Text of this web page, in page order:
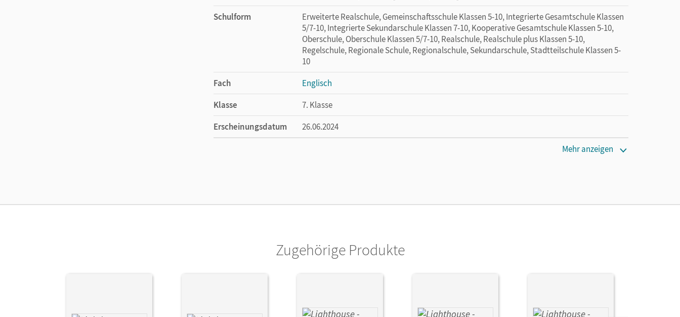
Schulform
Erweiterte Realschule, Gemeinschaftsschule Klassen 5-10, Integrierte Gesamtschule Klassen
5/7-10, Integrierte Sekundarschule Klassen 7-10, Kooperative Gesamtschule Klassen 5-10,
Oberschule, Oberschule Klassen 5/7-10, Realschule, Realschule plus Klassen 5-10,
Regelschule, Regionale Schule, Regionalschule, Sekundarschule, Stadtteilschule Klassen 5-
10
Fach
Englisch
Klasse
7. Klasse
Erscheinungsdatum
26.06.2024
Mehr anzeigen
Zugehörige Produkte